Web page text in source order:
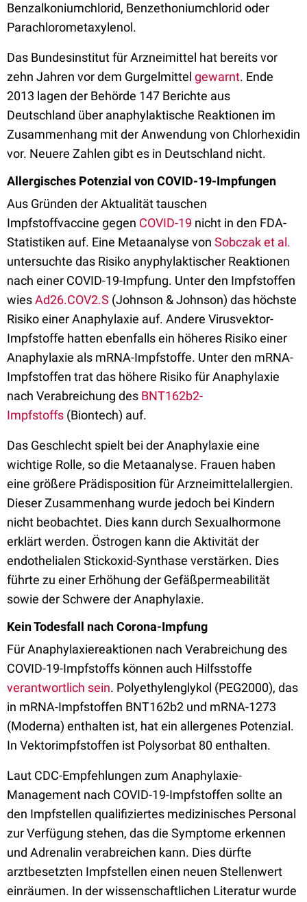
Benzalkoniumchlorid, Benzethoniumchlorid oder
Parachlorometaxylenol.
Das Bundesinstitut für Arzneimittel hat bereits vor
zehn Jahren vor dem Gurgelmittel gewarnt. Ende
2013 lagen der Behörde 147 Berichte aus
Deutschland über anaphylaktische Reaktionen im
Zusammenhang mit der Anwendung von Chlorhexidin
vor. Neuere Zahlen gibt es in Deutschland nicht.
Allergisches Potenzial von COVID-19-Impfungen
Aus Gründen der Aktualität tauschen
Impfstoffvaccine gegen COVID-19 nicht in den FDA-
Statistiken auf. Eine Metaanalyse von Sobczak et al.
untersuchte das Risiko anyphylaktischer Reaktionen
nach einer COVID-19-Impfung. Unter den Impfstoffen
wiesAd26.COV2.S (Johnson & Johnson) das höchste
Risiko einer Anaphylaxie auf. Andere Virusvektor-
Impfstoffe hatten ebenfalls ein höheres Risiko einer
Anaphylaxie als mRNA-Impfstoffe. Unter den mRNA-
Impfstoffen trat das höhere Risiko für Anaphylaxie
nach Verabreichung des BNT162b2-
Impfstoffs (Biontech) auf.
Das Geschlecht spielt bei der Anaphylaxie eine
wichtige Rolle, so die Metaanalyse. Frauen haben
eine größere Prädisposition für Arzneimittelallergien.
Dieser Zusammenhang wurde jedoch bei Kindern
nicht beobachtet. Dies kann durch Sexualhormone
erklärt werden. Östrogen kann die Aktivität der
endothelialen Stickoxid-Synthase verstärken. Dies
führte zu einer Erhöhung der Gefäßpermeabilität
sowie der Schwere der Anaphylaxie.
Kein Todesfall nach Corona-Impfung
Für Anaphylaxiereaktionen nach Verabreichung des
COVID-19-Impfstoffs können auch Hilfsstoffe
verantwortlich sein. Polyethylenglykol (PEG2000), das
in mRNA-Impfstoffen BNT162b2 und mRNA-1273
(Moderna) enthalten ist, hat ein allergenes Potenzial.
In Vektorimpfstoffen ist Polysorbat 80 enthalten.
Laut CDC-Empfehlungen zum Anaphylaxie-
Management nach COVID-19-Impfstoffen sollte an
den Impfstellen qualifiziertes medizinisches Personal
zur Verfügung stehen, das die Symptome erkennen
und Adrenalin verabreichen kann. Dies dürfte
arztbesetzten Impfstellen einen neuen Stellenwert
einräumen. In der wissenschaftlichen Literatur wurde